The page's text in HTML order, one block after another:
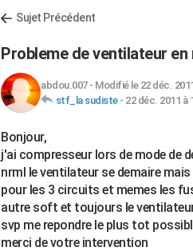
Sujet Précédent
Probleme de ventilateur
abdou.007- Modifié le 22 déc.
stf_la sudiste- 22 déc. 2011 à
Bonjour,
j'ai compresseur lors de mode de
nrml le ventilateur se demaire
pour les 3 circuits et memes les
autre soft et toujours le
svp me repondre le plus tot
merci de votre intervention